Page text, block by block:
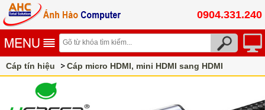
0904.331.240
Cáp tín hiệu Cáp micro HDMI, mini HDMI sang HDMI